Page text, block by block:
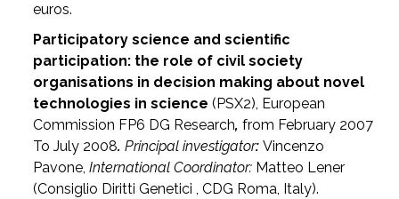
euros.
Participatory science and scientific
participation: the role of civil society
organisations in decision making about novel
technologies in science(PSX2), European
Commission FP6 DG Research,from February 2007
To July 2008.Principal investigator:Vincenzo
Pavone, International Coordinator: Matteo Lener
(Consiglio Diritti Genetici , CDG Roma, Italy).